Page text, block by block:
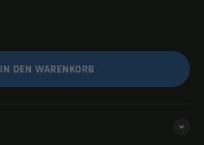
IN DEN WARENKORB